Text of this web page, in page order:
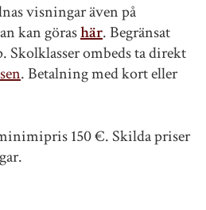
visningar även på
kan görashär. Begränsat
Skolklasser ombeds ta direkt
. Betalning med kort eller
150 €. Skilda priser